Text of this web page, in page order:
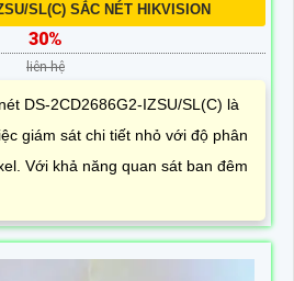
SL(C) SẮC NÉT HIKVISION
30%
liên hệ
DS-2CD2686G2-IZSU/SL(C) là
giám sát chi tiết nhỏ với độ phân
Với khả năng quan sát ban đêm